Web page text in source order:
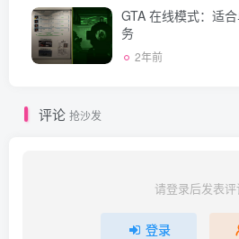
GTA 在线模式：适
务
2年前
评论 抢沙发
请登录后发表
登录